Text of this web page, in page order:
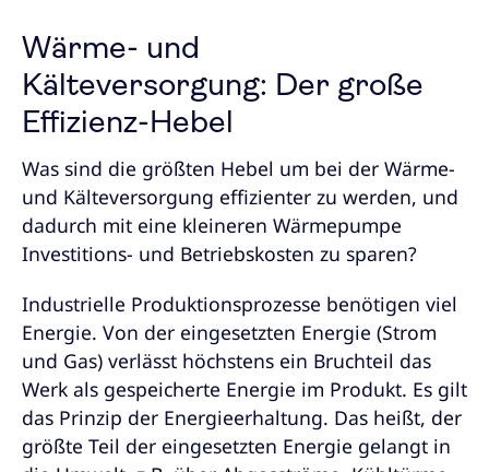
Wärme- und
Kälteversorgung: Der große
Effizienz-Hebel
Was sind die größten Hebel um bei der Wärme-
und Kälteversorgung effizienter zu werden, und
dadurch mit eine kleineren Wärmepumpe
Investitions- und Betriebskosten zu sparen?
Industrielle Produktionsprozesse benötigen viel
Energie. Von der eingesetzten Energie (Strom
und Gas) verlässt höchstens ein Bruchteil das
Werk als gespeicherte Energie im Produkt. Es gilt
das Prinzip der Energieerhaltung. Das heißt, der
größte Teil der eingesetzten Energie gelangt in